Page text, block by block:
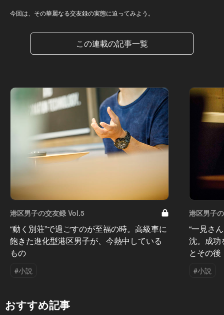
今回は、その華麗なる交友録の実態に迫ってみよう。
この連載の記事一覧
港区男子の交友録 Vol.5
“動く別荘”で過ごすのが至福の時。高級車に
飽きた進化型港区男子が、今熱中している
もの
#小説
港区男子
“一見さ
沈。成功
とその後
#小説
おすすめ記事